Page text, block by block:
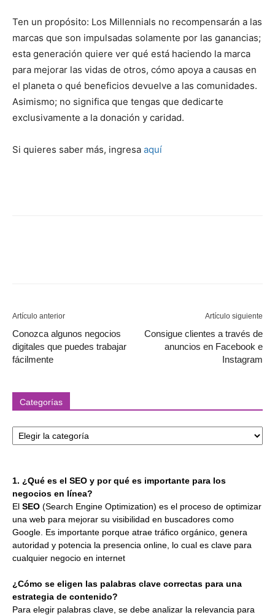
Ten un propósito: Los Millennials no recompensarán a las
marcas que son impulsadas solamente por las ganancias;
esta generación quiere ver qué está haciendo la marca
para mejorar las vidas de otros, cómo apoya a causas en
el planeta o qué beneficios devuelve a las comunidades.
Asimismo; no significa que tengas que dedicarte
exclusivamente a la donación y caridad.
Si quieres saber más, ingresa aquí
Artículo anterior
Conozca algunos negocios
digitales que puedes trabajar
fácilmente
Artículo siguiente
Consigue clientes a través de
anuncios en Facebook e
Instagram
Categorías
1. ¿Qué es el SEO y por qué es importante para los
negocios en línea?
El SEO (Search Engine Optimization) es el proceso de optimizar
una web para mejorar su visibilidad en buscadores como
Google. Es importante porque atrae tráfico orgánico, genera
autoridad y potencia la presencia online, lo cual es clave para
cualquier negocio en internet
¿Cómo se eligen las palabras clave correctas para una
estrategia de contenido?
Para elegir palabras clave, se debe analizar la relevancia para